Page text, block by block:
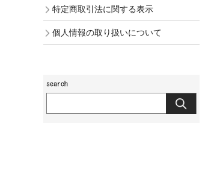
特定商取引法に関する表示
個人情報の取り扱いについて